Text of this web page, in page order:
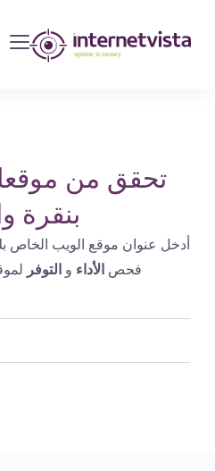
مراقبة
مواقع
الويب
الإنترنت
التشغيل
تحقق من موقعك
بنقرة
أدخل عنوان موقع الويب الخاص
فحصالأداءو التوفر